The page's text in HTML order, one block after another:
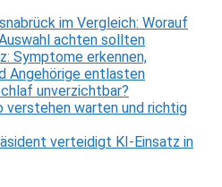
im Vergleich: Worauf
achten sollten
Symptome erkennen,
Angehörige entlasten
unverzichtbar?
verstehen warten und richtig
verteidigt KI-Einsatz in